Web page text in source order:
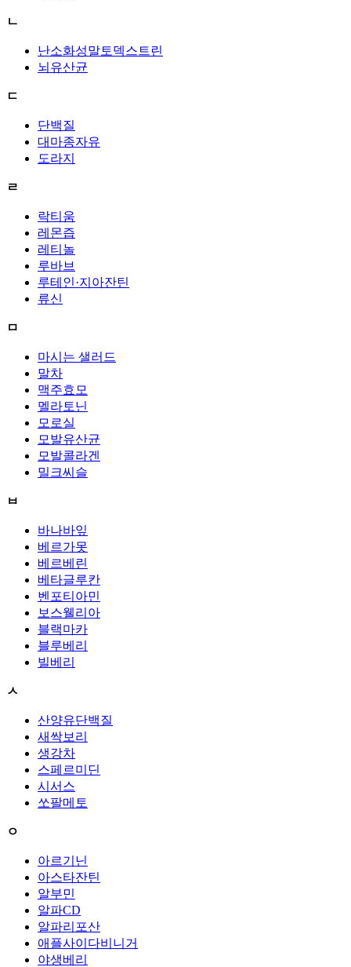
ㄴ
난소화성말토덱스트린
뇌유산균
ㄷ
단백질
대마종자유
도라지
ㄹ
락티움
레몬즙
레티놀
루바브
루테인·지아잔틴
류신
ㅁ
마시는 샐러드
말차
맥주효모
멜라토닌
모로실
모발유산균
모발콜라겐
밀크씨슬
ㅂ
바나바잎
베르가못
베르베린
베타글루칸
벤포티아민
보스웰리아
블랙마카
블루베리
빌베리
ㅅ
산양유단백질
새싹보리
생강차
스페르미딘
시서스
쏘팔메토
ㅇ
아르기닌
아스타잔틴
알부민
알파CD
알파리포산
애플사이다비니거
야생베리